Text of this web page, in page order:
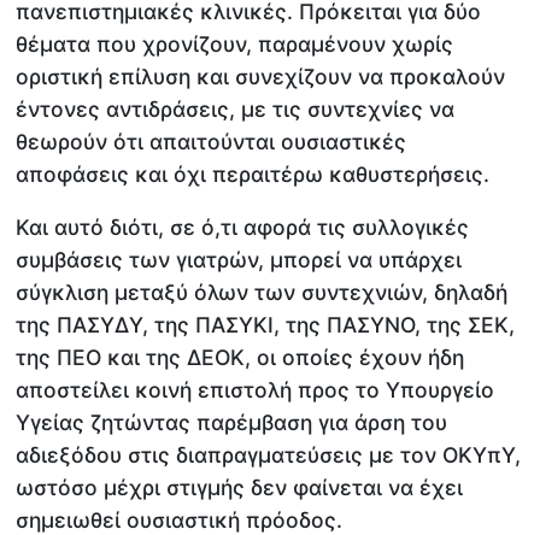
πανεπιστημιακές κλινικές. Πρόκειται για δύο
θέματα που χρονίζουν, παραμένουν χωρίς
οριστική επίλυση και συνεχίζουν να προκαλούν
έντονες αντιδράσεις, με τις συντεχνίες να
θεωρούν ότι απαιτούνται ουσιαστικές
αποφάσεις και όχι περαιτέρω καθυστερήσεις.
Και αυτό διότι, σε ό,τι αφορά τις συλλογικές
συμβάσεις των γιατρών, μπορεί να υπάρχει
σύγκλιση μεταξύ όλων των συντεχνιών, δηλαδή
της ΠΑΣΥΔΥ, της ΠΑΣΥΚΙ, της ΠΑΣΥΝΟ, της ΣΕΚ,
της ΠΕΟ και της ΔΕΟΚ, οι οποίες έχουν ήδη
αποστείλει κοινή επιστολή προς το Υπουργείο
Υγείας ζητώντας παρέμβαση για άρση του
αδιεξόδου στις διαπραγματεύσεις με τον ΟΚΥπΥ,
ωστόσο μέχρι στιγμής δεν φαίνεται να έχει
σημειωθεί ουσιαστική πρόοδος.